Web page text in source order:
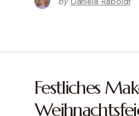
Festliches